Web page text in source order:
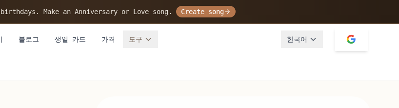
Make an Anniversary or Love song. Create song
블로그 생일 카드 가격 도구 한국어